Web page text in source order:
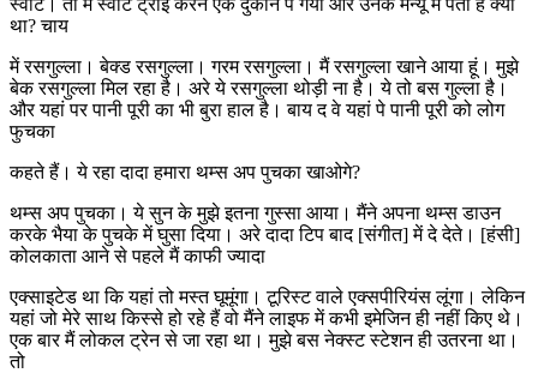
स्वीट। तो मैं स्वीट ट्राई करने एक दुकान पे गया और उनके मेन्यू में पता है क्या
था? चाय
में रसगुल्ला। बेक्ड रसगुल्ला। गरम रसगुल्ला। मैं रसगुल्ला खाने आया हूं। मुझे
बेक रसगुल्ला मिल रहा है। अरे ये रसगुल्ला थोड़ी ना है। ये तो बस गुल्ला है।
और यहां पर पानी पूरी का भी बुरा हाल है। बाय द वे यहां पे पानी पूरी को लोग
फुचका
कहते हैं। ये रहा दादा हमारा थम्स अप पुचका खाओगे?
थम्स अप पुचका। ये सुन के मुझे इतना गुस्सा आया। मैंने अपना थम्स डाउन
करके भैया के पुचके में घुसा दिया। अरे दादा टिप बाद [संगीत] में दे देते। [हंसी]
कोलकाता आने से पहले मैं काफी ज्यादा
एक्साइटेड था कि यहां तो मस्त घूमूंगा। टूरिस्ट वाले एक्सपीरियंस लूंगा। लेकिन
यहां जो मेरे साथ किस्से हो रहे हैं वो मैंने लाइफ में कभी इमेजिन ही नहीं किए थे।
एक बार मैं लोकल ट्रेन से जा रहा था। मुझे बस नेक्स्ट स्टेशन ही उतरना था।
तो